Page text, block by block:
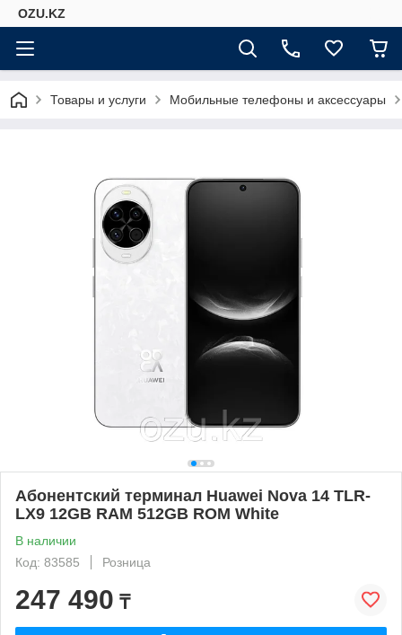
OZU.KZ
Товары и услуги Мобильные телефоны и аксессуары
Абонентский терминал Huawei Nova 14 TLR-
LX9 12GB RAM 512GB ROM White
В наличии
Код: 83585
Розница
247 490 ₸